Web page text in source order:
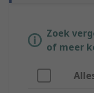
Zoek
of meer